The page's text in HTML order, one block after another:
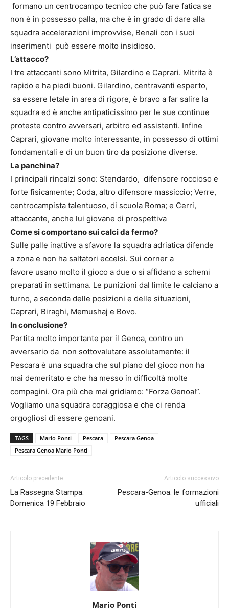
formano un centrocampo tecnico che può fare fatica se
non è in possesso palla, ma che è in grado di dare alla
squadra accelerazioni improvvise, Benali con i suoi
inserimenti può essere molto insidioso.
L’attacco?
I tre attaccanti sono Mitrita, Gilardino e Caprari. Mitrita è
rapido e ha piedi buoni. Gilardino, centravanti esperto,
sa essere letale in area di rigore, è bravo a far salire la
squadra ed è anche antipaticissimo per le sue continue
proteste contro avversari, arbitro ed assistenti. Infine
Caprari, giovane molto interessante, in possesso di ottimi
fondamentali e di un buon tiro da posizione diverse.
La panchina?
I principali rincalzi sono: Stendardo, difensore roccioso e
forte fisicamente; Coda, altro difensore massiccio; Verre,
centrocampista talentuoso, di scuola Roma; e Cerri,
attaccante, anche lui giovane di prospettiva
Come si comportano sui calci da fermo?
Sulle palle inattive a sfavore la squadra adriatica difende
a zona e non ha saltatori eccelsi. Sui corner a
favore usano molto il gioco a due o si affidano a schemi
preparati in settimana. Le punizioni dal limite le calciano a
turno, a seconda delle posizioni e delle situazioni,
Caprari, Biraghi, Memushaj e Bovo.
In conclusione?
Partita molto importante per il Genoa, contro un
avversario da non sottovalutare assolutamente: il
Pescara è una squadra che sul piano del gioco non ha
mai demeritato e che ha messo in difficoltà molte
compagini. Ora più che mai gridiamo: “Forza Genoa!”.
Vogliamo una squadra coraggiosa e che ci renda
orgogliosi di essere genoani.
TAGS Mario Ponti Pescara
Pescara Genoa
Pescara Genoa Mario Ponti
Articolo precedente
La Rassegna Stampa:
Domenica 19 Febbraio
Articolo successivo
Pescara-Genoa: le formazioni
ufficiali
Mario Ponti